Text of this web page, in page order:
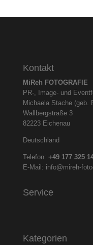
Kontakt
MiReh FOTOGRAFIE
PR-, Image- und
Michaela Stache (geb.
Wallbergstraße 3
82223 Eichenau
Deutschland
Telefon: +49 177 325
E-Mail: info@mireh-
Service
Kategorien